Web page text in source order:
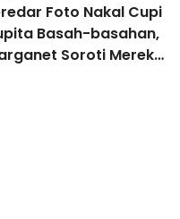
Foto Nakal Cupi
Basah-basahan,
Soroti Merek